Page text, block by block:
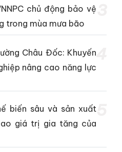
chủ động bảo vệ
trong mùa mưa bão
Châu Đốc: Khuyến
nâng cao năng lực
biến sâu và sản xuất
giá trị gia tăng của